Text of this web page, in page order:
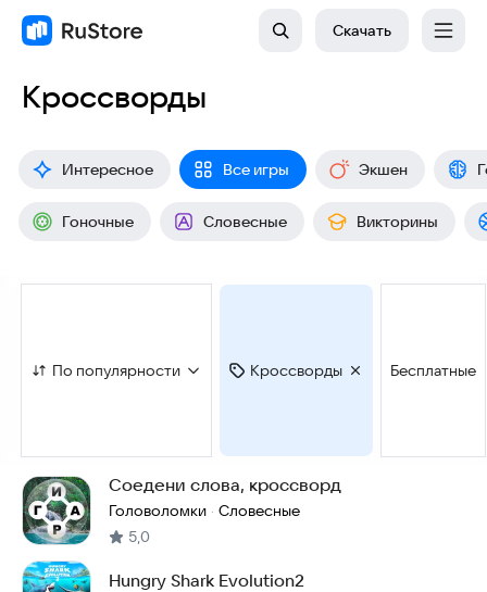
Скачать
Кроссворды
Интересное Все игры Экшен
Гоночные Словесные Викторины
По популярности Кроссворды Бесплатные
Соедени слова, кроссворд
Головоломки · Словесные
5,0
Hungry Shark Evolution2